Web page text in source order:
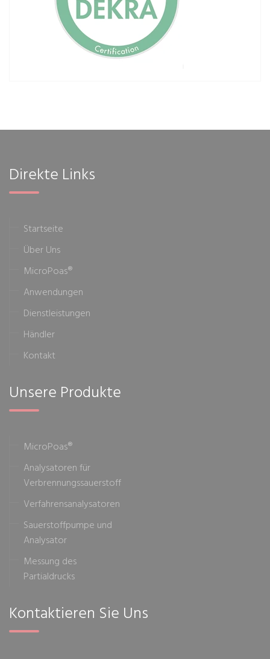
Direkte Links
Startseite
Über Uns
MicroPoas®
Anwendungen
Dienstleistungen
Händler
Kontakt
Unsere Produkte
MicroPoas®
Analysatoren für
Verbrennungssauerstoff
Verfahrensanalysatoren
Sauerstoffpumpe und
Analysator
Messung des
Partialdrucks
Kontaktieren Sie Uns